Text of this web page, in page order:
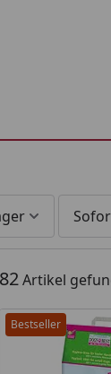
82Artikel
Bestseller